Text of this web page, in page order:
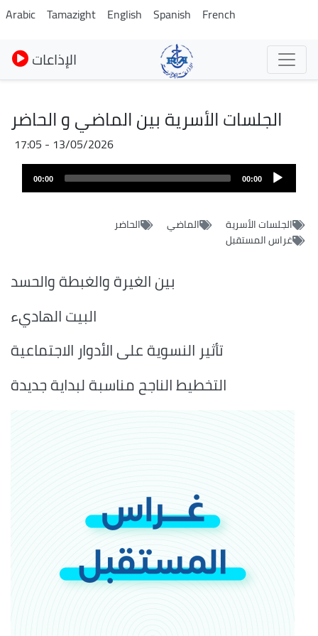
Pasar
al
contenido
principal
Arabic Tamazight English Spanish French
الإذاعات
الجلسات الأسرية بين الماضي و الحاضر
13/05/2026 - 17:05
Archivo
audio
00:00
00:00
الجلسات الأسرية الماضي
الحاضر
غراس المستقبل
بين الغيرة والغبطة والحسد
البيت الهاديء
تأثير النسوية على الأدوار الاجتماعية
التخطيط الناجح مناسبة لبداية جديدة